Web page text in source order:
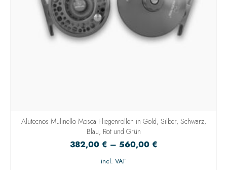
Alutecnos Mulinello Mosca Fliegenrollen in Gold, Silber, Schwarz,
Blau, Rot und Grün
382,00 € – 560,00 €
incl. VAT